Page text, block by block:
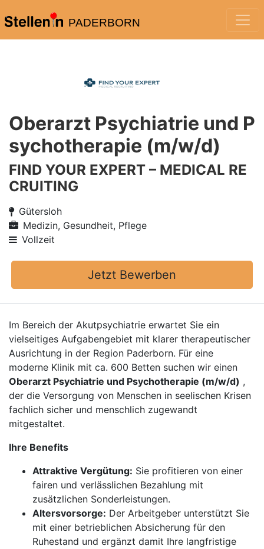
PADERBORN
Oberarzt Psychiatrie und P
sychotherapie (m/w/d)
FIND YOUR EXPERT – MEDICAL RE
CRUITING
Gütersloh
Medizin, Gesundheit, Pflege
Vollzeit
Jetzt Bewerben
Im Bereich der Akutpsychiatrie erwartet Sie ein
vielseitiges Aufgabengebiet mit klarer therapeutischer
Ausrichtung in der Region Paderborn. Für eine
moderne Klinik mit ca. 600 Betten suchen wir einen
Oberarzt Psychiatrie und Psychotherapie (m/w/d) ,
der die Versorgung von Menschen in seelischen Krisen
fachlich sicher und menschlich zugewandt
mitgestaltet.
Ihre Benefits
Attraktive Vergütung: Sie profitieren von einer
fairen und verlässlichen Bezahlung mit
zusätzlichen Sonderleistungen.
Altersvorsorge: Der Arbeitgeber unterstützt Sie
mit einer betrieblichen Absicherung für den
Ruhestand und ergänzt damit Ihre langfristige